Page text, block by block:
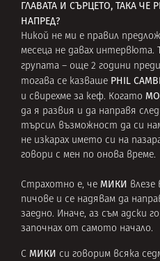
ГЛАВАТА И СЪРЦЕТО, ТАКА
НАПРЕД?
Никой не ми е правил
месеца не давах интервюта.
групата – още 2 години преди
тогава се казваше PHIL
и свирехме за кеф. Когато
да я развия и да направя
търсил възможност да си
не изкарах името си на
говори с мен по онова време.
Страхотно е, че МИКИ влезе
пичове и се надявам да
заедно. Иначе, аз съм адски
започнах от самото начало.
С МИКИ си говорим всяка